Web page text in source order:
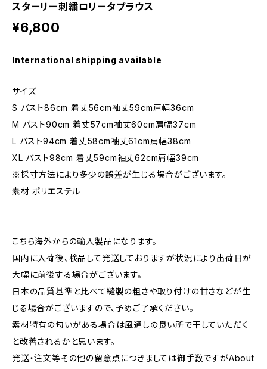
スターリー刺繍ロリータブラウス
¥6,800
International shipping available
サイズ
S バスト86cm 着丈56cm袖丈59cm肩幅36cm
M バスト90cm 着丈57cm袖丈60cm肩幅37cm
L バスト94cm 着丈58cm袖丈61cm肩幅38cm
XL バスト98cm 着丈59cm袖丈62cm肩幅39cm
※採寸方法により多少の誤差が生じる場合がございます。
素材 ポリエステル
こちら海外からの輸入製品になります。
国内に入荷後、検品して発送しておりますが状況により出荷日が
大幅に前後する場合がございます。
日本の品質基準と比べて縫製の粗さや取り付けの甘さなどが生
じる場合がございますので、予めご了承ください。
素材特有の匂いがある場合は風通しの良い所で干していただく
と改善されるかと思います。
発送・注文等その他の留意点につきましては御手数ですがAbout